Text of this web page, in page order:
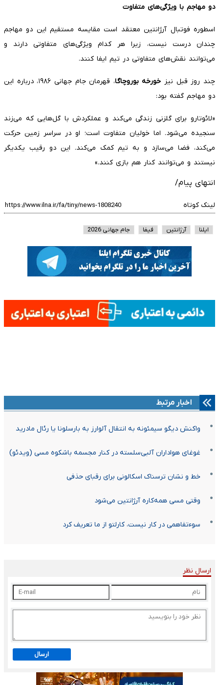
دو مهاجم با ویژگی‌های متفاوت
اسطوره فوتبال آرژانتین معتقد است مقایسه مستقیم این دو مهاجم
چندان درست نیست، زیرا هر کدام ویژگی‌های متفاوتی دارند و
می‌توانند نقش‌های متفاوتی در تیم ایفا کنند.
چند روز قبل نیز خورخه بوروچاگا
، قهرمان جام جهانی ۱۹۸۶، درباره این
دو مهاجم گفته بود:
«لائوتارو برای گلزنی زندگی می‌کند و عملکردش با گل‌هایی که می‌زند
سنجیده می‌شود. اما خولیان متفاوت است؛ او در سراسر زمین حرکت
می‌کند، فضا می‌سازد و به تیم کمک می‌کند. این دو رقیب یکدیگر
نیستند و می‌توانند کنار هم بازی کنند.»
انتهای پیام/
لینک کوتاه
ایلنا آرژانتین فیفا جام جهانی 2026
اخبار مرتبط
واکنش دیگو سیمئونه به انتقال آلوارز به بارسلونا یا رئال مادرید
غوغای هواداران آلبی‌سلسته در کنار مجسمه باشکوه مسی (ویدئو)
خط و نشان ترسناک اسکالونی برای رقبای حذفی
وقتی مسی همه‌کاره آرژانتین می‌شود
سوءتفاهمی در کار نیست، کارلتو از ما تعریف کرد
ارسال نظر
ارسال